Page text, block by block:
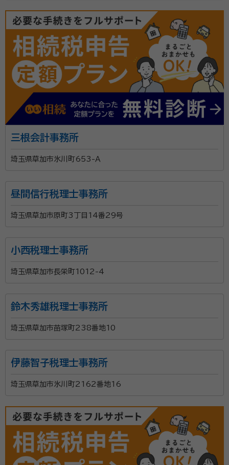
三根会計事務所
埼玉県草加市氷川町653-Ａ
昼間信行税理士事務所
埼玉県草加市原町3丁目14番29号
小西税理士事務所
埼玉県草加市長栄町1012-4
鈴木秀雄税理士事務所
埼玉県草加市苗塚町238番地10
伊藤智子税理士事務所
埼玉県草加市氷川町2162番地16